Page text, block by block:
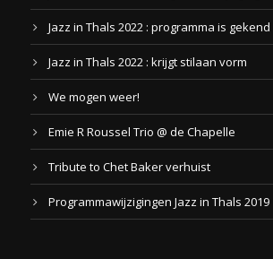
Jazz in Thals 2022 : programma is gekend
Jazz in Thals 2022 : krijgt stilaan vorm
We mogen weer!
Emie R Roussel Trio @ de Chapelle
Tribute to Chet Baker verhuist
Programmawijzigingen Jazz in Thals 2019